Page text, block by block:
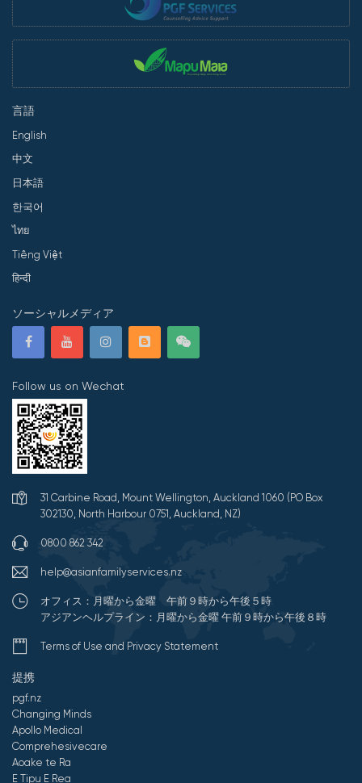
言語
English
中文
日本語
한국어
ไทย
Tiếng Việt
हिन्दी
ソーシャルメディア
Follow us on Wechat
31 Carbine Road, Mount Wellington, Auckland 1060 (PO Box
302130, North Harbour 0751, Auckland, NZ)
0800 862 342
help@asianfamilyservices.nz
オフィス：月曜から金曜 午前９時から午後５時
アジアンヘルプライン：月曜から金曜 午前９時から午後８時
Terms of Use and Privacy Statement
提携
pgf.nz
Changing Minds
Apollo Medical
Comprehesivecare
Aoake te Ra
E Tipu E Rea